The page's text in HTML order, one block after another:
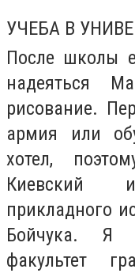
УЧЕБА В
После школы
надеяться
рисование.
армия или
хотел,
Киевский
прикладного
Бойчука. Я
факультет